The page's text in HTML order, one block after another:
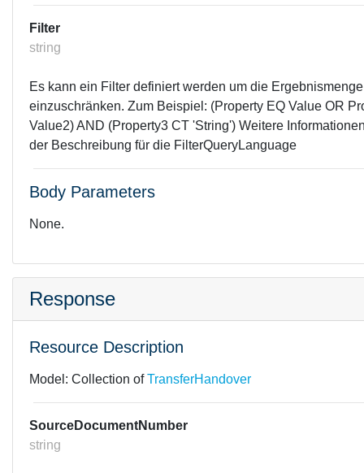
Filter
string
Es kann ein Filter definiert werden um die Ergebnismenge
einzuschränken. Zum Beispiel: (Property EQ Value OR
Value2) AND (Property3 CT 'String') Weitere
der Beschreibung für die FilterQueryLanguage
Body Parameters
None.
Response
Resource Description
Model: Collection ofTransferHandover
SourceDocumentNumber
string